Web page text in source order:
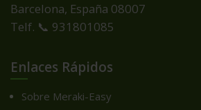
Barcelona, España 08007
Telf. 📞 931801085
Enlaces Rápidos
Sobre Meraki-Easy